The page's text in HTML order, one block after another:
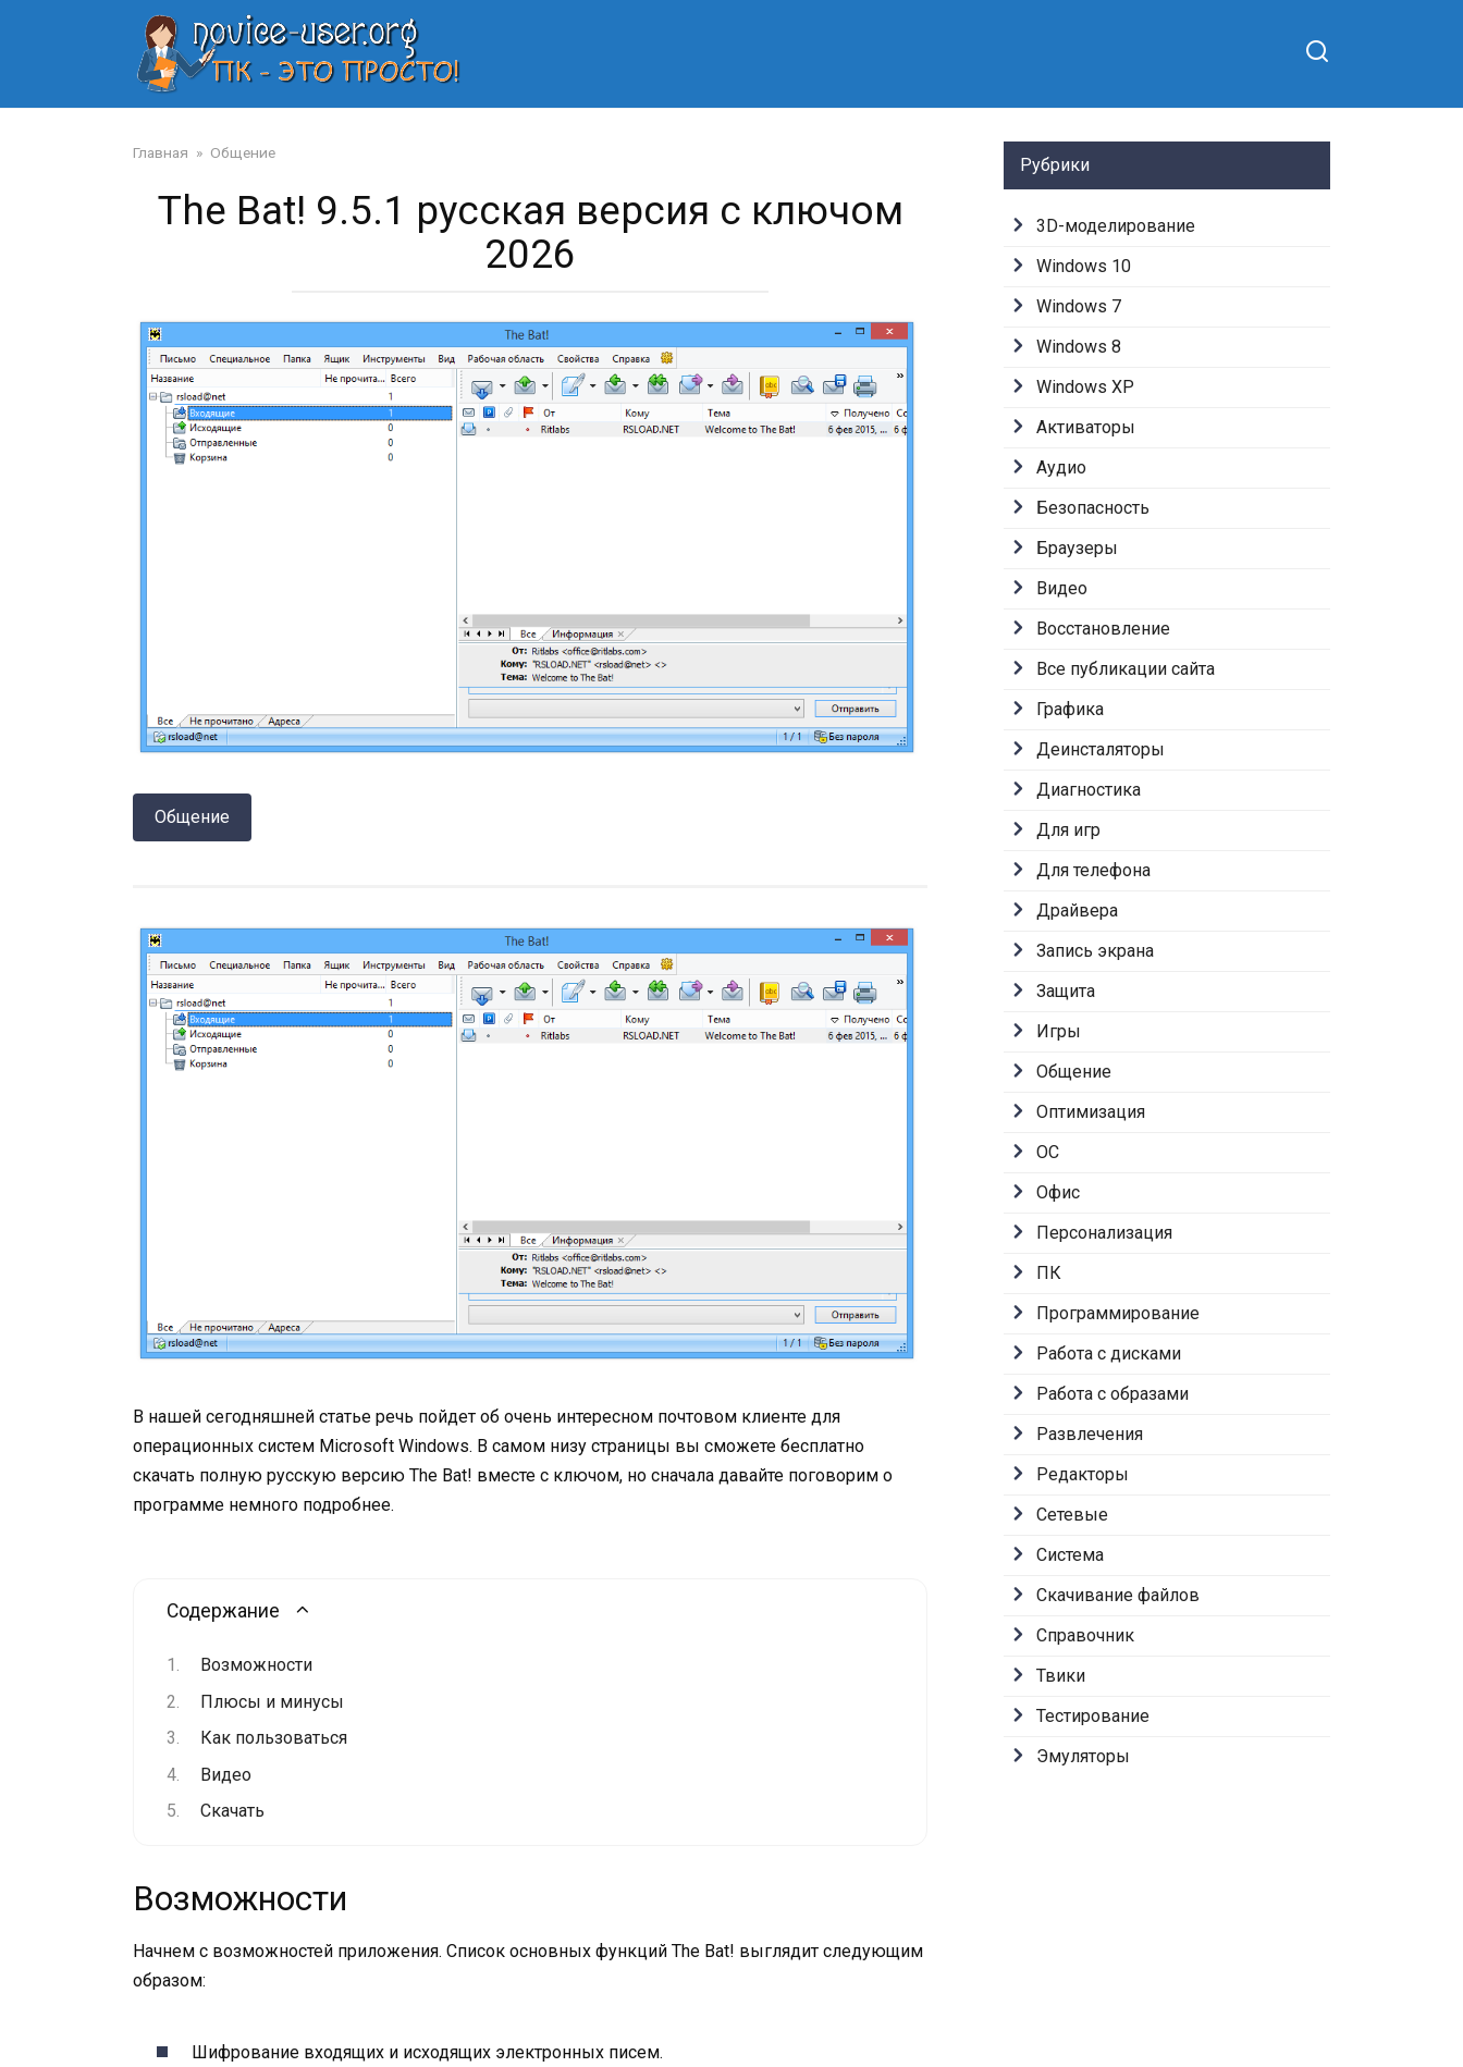
Главная » Общение
The Bat! 9.5.1 русская версия c ключом
2026
Общение
В нашей сегодняшней статье речь пойдет об очень интересном почтовом клиенте для
операционных систем Microsoft Windows. В самом низу страницы вы сможете бесплатно
скачать полную русскую версию The Bat! вместе с ключом, но сначала давайте поговорим о
программе немного подробнее.
Содержание
Возможности
Плюсы и минусы
Как пользоваться
Видео
Скачать
Возможности
Начнем с возможностей приложения. Список основных функций The Bat! выглядит следующим
образом:
Шифрование входящих и исходящих электронных писем.
Рубрики
3D-моделирование
Windows 10
Windows 7
Windows 8
Windows XP
Активаторы
Аудио
Безопасность
Браузеры
Видео
Восстановление
Все публикации сайта
Графика
Деинсталяторы
Диагностика
Для игр
Для телефона
Драйвера
Запись экрана
Защита
Игры
Общение
Оптимизация
ОС
Офис
Персонализация
ПК
Программирование
Работа с дисками
Работа с образами
Развлечения
Редакторы
Сетевые
Система
Скачивание файлов
Справочник
Твики
Тестирование
Эмуляторы